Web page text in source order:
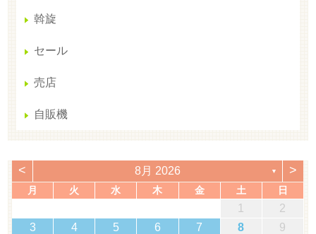
斡旋
セール
売店
自販機
< 8月 2026 ▼ >
月 火 水 木 金 土 日
1
2
3
4 5 6 7 8
9